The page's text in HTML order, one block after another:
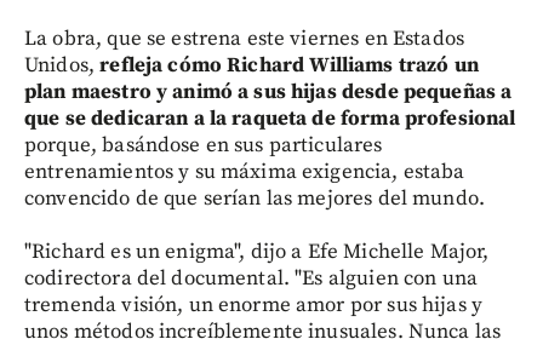
La obra, que se estrena este viernes en Estados
Unidos,refleja cómo Richard Williams trazó un
plan maestro y animó a sus hijas desde pequeñas a
que se dedicaran a la raqueta de forma profesional
porque, basándose en sus particulares
entrenamientos y su máxima exigencia, estaba
convencido de que serían las mejores del mundo.
"Richard es un enigma", dijo a Efe Michelle Major,
codirectora del documental. "Es alguien con una
tremenda visión, un enorme amor por sus hijas y
unos métodos increíblemente inusuales. Nunca las